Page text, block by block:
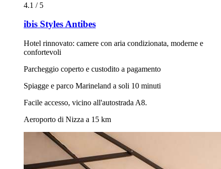
4.1 / 5
ibis Styles Antibes
Hotel rinnovato: camere con aria condizionata, moderne e
confortevoli
Parcheggio coperto e custodito a pagamento
Spiagge e parco Marineland a soli 10 minuti
Facile accesso, vicino all'autostrada A8.
Aeroporto di Nizza a 15 km